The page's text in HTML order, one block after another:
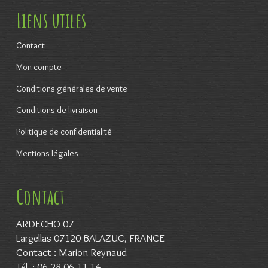
Liens utiles
Contact
Mon compte
Conditions générales de vente
Conditions de livraison
Politique de confidentialité
Mentions légales
Contact
ARDECHO 07
Largellas 07120 BALAZUC, FRANCE
Contact : Marion Reynaud